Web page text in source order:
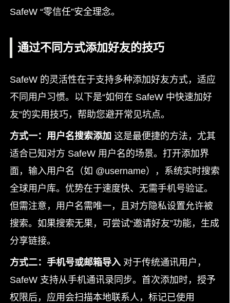
SafeW “零信任”安全理念。
通过不同方式添加好友的技巧
SafeW 的灵活性在于支持多种添加好友方式，适应
不同用户习惯。以下是“如何在 SafeW 中快速加好
友”的实用技巧，帮助您避开常见坑点。
方式一：用户名搜索添加 这是最便捷的方法，尤其
适合已知对方 SafeW 用户名的场景。打开添加界
面，输入用户名（如 @username），系统实时搜索
全球用户库。优势在于速度快、无需手机号验证。
但需注意，用户名需唯一，且对方隐私设置允许被
搜索。如果搜索无果，可尝试“邀请好友”功能，生成
分享链接。
方式二：手机号或邮箱导入对于传统通讯用户，
SafeW 支持从手机通讯录同步。首次添加时，授予
权限后，应用会扫描本地联系人，标记已使用